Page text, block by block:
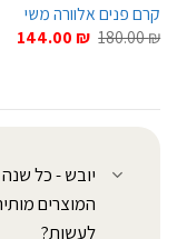
קרם פנים אלוורה משי
180.00₪ המחיר144.00 ₪
יובש - כל
המוצרים
לעשות?